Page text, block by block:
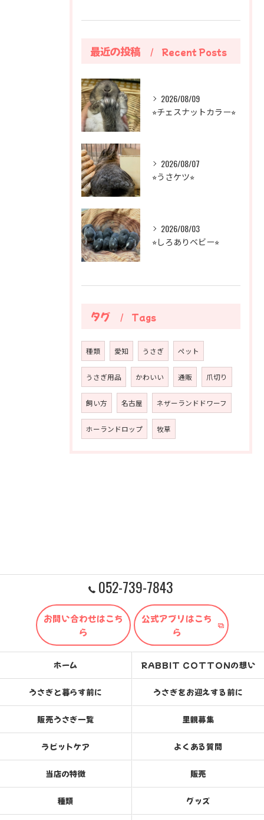
最近の投稿 Recent Posts
2026/08/09
⭐︎チェスナットカラー⭐︎
2026/08/07
⭐︎うさケツ⭐︎
2026/08/03
⭐︎しろありベビー⭐︎
タグ Tags
種類 愛知 うさぎ ペット
うさぎ用品 かわいい 通販 爪切り
飼い方 名古屋 ネザーランドドワーフ
ホーランドロップ 牧草
052-739-7843
お問い合わせはこち
ら
公式アプリはこち
ら
ホーム RABBIT COTTONの想い
うさぎと暮らす前に うさぎをお迎えする前に
販売うさぎ一覧 里親募集
ラビットケア よくある質問
当店の特徴 販売
種類 グッズ